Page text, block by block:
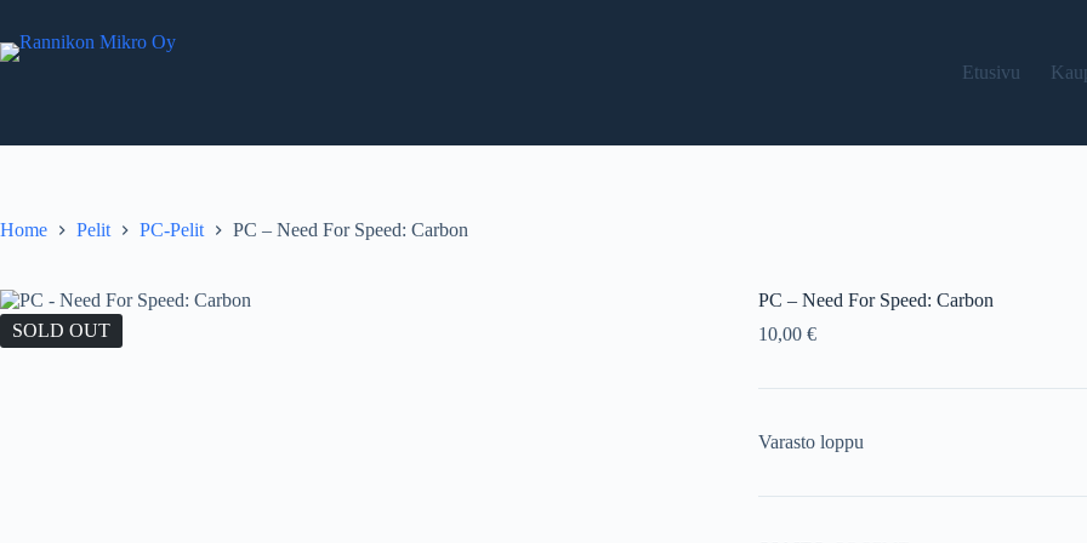
content
Etusivu
Home Pelit PC-Pelit PC – Need For Speed: Carbon
SOLD OUT
PC – Need For Speed: Carbon
10,00 €
Varasto loppu